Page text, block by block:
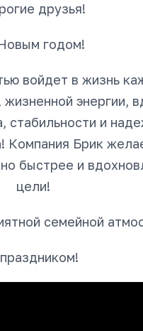
друзья!
годом!
войдет в жизнь
энергии,
стабильности и
Компания Брик
быстрее и
цели!
семейной